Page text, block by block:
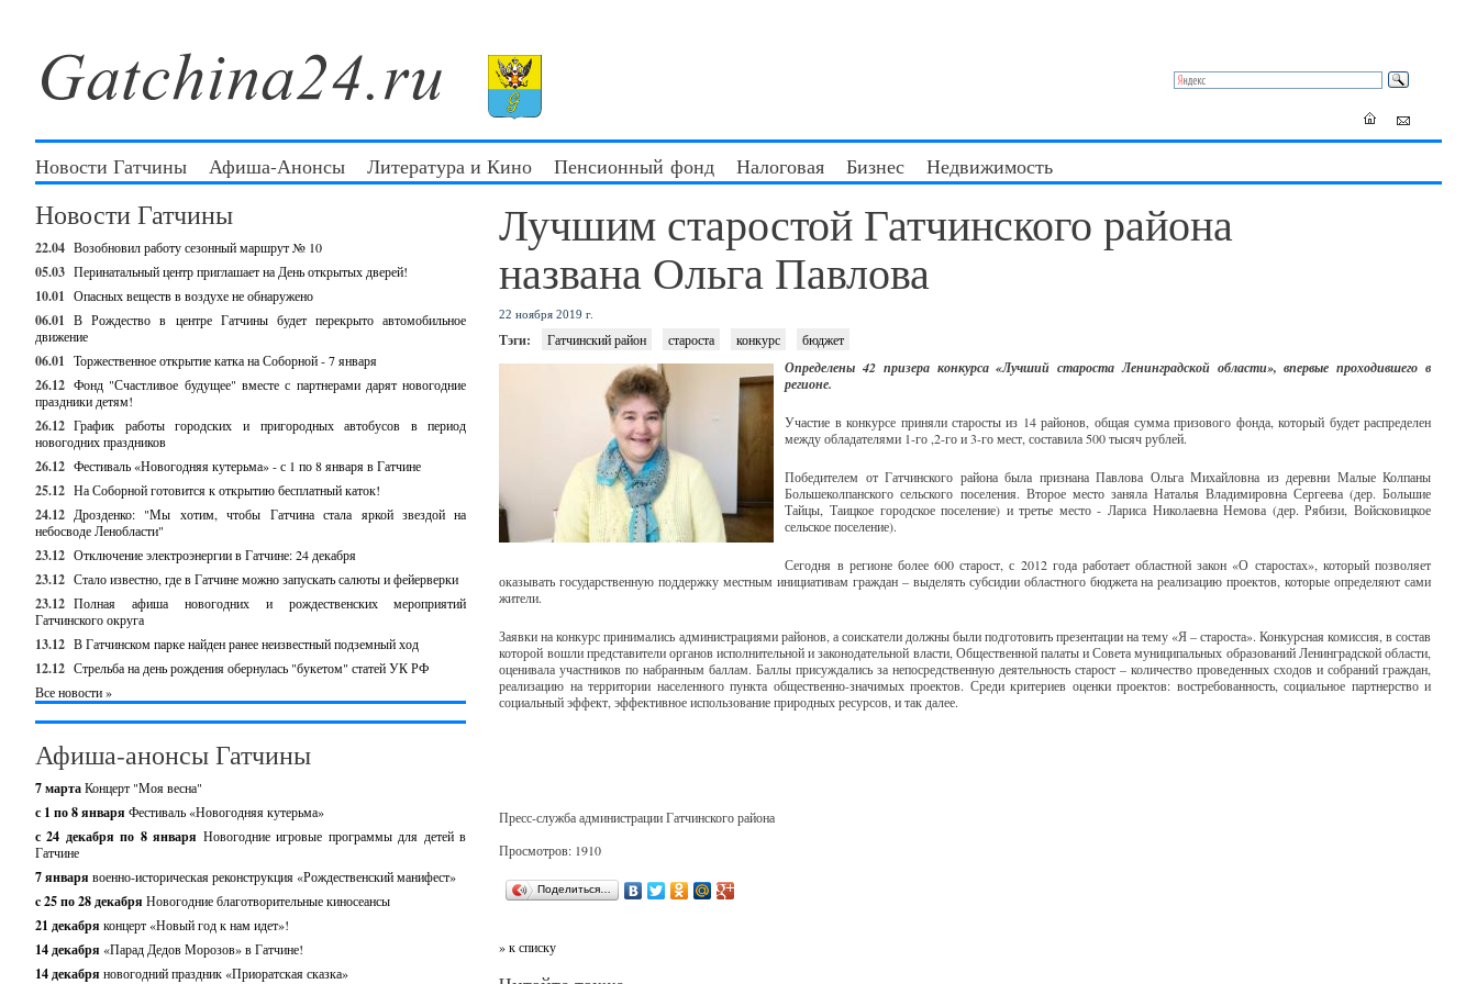
Новости Гатчины Афиша-Анонсы Литература и Кино Пенсионный фонд Налоговая Бизнес Недвижимость
Новости Гатчины
22.04 Возобновил работу сезонный маршрут № 10
05.03 Перинатальный центр приглашает на День открытых дверей!
10.01 Опасных веществ в воздухе не обнаружено
06.01 В Рождество в центре Гатчины будет перекрыто автомобильное
движение
06.01 Торжественное открытие катка на Соборной - 7 января
26.12 Фонд "Счастливое будущее" вместе с партнерами дарят новогодние
праздники детям!
26.12 График работы городских и пригородных автобусов в период
новогодних праздников
26.12 Фестиваль «Новогодняя кутерьма» - с 1 по 8 января в Гатчине
25.12 На Соборной готовится к открытию бесплатный каток!
24.12 Дрозденко: "Мы хотим, чтобы Гатчина стала яркой звездой на
небосводе Ленобласти"
23.12 Отключение электроэнергии в Гатчине: 24 декабря
23.12 Стало известно, где в Гатчине можно запускать салюты и фейерверки
23.12 Полная афиша новогодних и рождественских мероприятий
Гатчинского округа
13.12 В Гатчинском парке найден ранее неизвестный подземный ход
12.12 Стрельба на день рождения обернулась "букетом" статей УК РФ
Все новости »
Афиша-анонсы Гатчины
7 мартаКонцерт "Моя весна"
с 1 по 8 января Фестиваль «Новогодняя кутерьма»
с 24 декабря по 8 января Новогодние игровые программы для детей в
Гатчине
7 января военно-историческая реконструкция «Рождественский манифест»
c 25 по 28 декабря Новогодние благотворительные киносеансы
21 декабря концерт «Новый год к нам идет»!
14 декабря «Парад Дедов Морозов» в Гатчине!
14 декабря новогодний праздник «Приоратская сказка»
Лучшим старостой Гатчинского района
названа Ольга Павлова
22 ноября 2019 г.
Тэги: Гатчинский район староста конкурс бюджет
Определены 42 призера конкурса «Лучший староста Ленинградской области», впервые проходившего в
регионе.
Участие в конкурсе приняли старосты из 14 районов, общая сумма призового фонда, который будет распределен
между обладателями 1-го ,2-го и 3-го мест, составила 500 тысяч рублей.
Победителем от Гатчинского района была признана Павлова Ольга Михайловна из деревни Малые Колпаны
Большеколпанского сельского поселения. Второе место заняла Наталья Владимировна Сергеева (дер. Большие
Тайцы, Таицкое городское поселение) и третье место - Лариса Николаевна Немова (дер. Рябизи, Войсковицкое
сельское поселение).
Сегодня в регионе более 600 старост, с 2012 года работает областной закон «О старостах», который позволяет
оказывать государственную поддержку местным инициативам граждан – выделять субсидии областного бюджета на реализацию проектов, которые определяют сами
жители.
Заявки на конкурс принимались администрациями районов, а соискатели должны были подготовить презентации на тему «Я – староста». Конкурсная комиссия, в состав
которой вошли представители органов исполнительной и законодательной власти, Общественной палаты и Совета муниципальных образований Ленинградской области,
оценивала участников по набранным баллам. Баллы присуждались за непосредственную деятельность старост – количество проведенных сходов и собраний граждан,
реализацию на территории населенного пункта общественно-значимых проектов. Среди критериев оценки проектов: востребованность, социальное партнерство и
социальный эффект, эффективное использование природных ресурсов, и так далее.
Пресс-служба администрации Гатчинского района
Просмотров: 1910
Поделиться…
» к списку